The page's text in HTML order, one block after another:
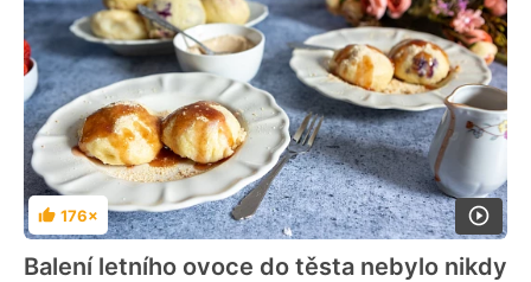
Hodnocení
176×
Balení letního ovoce do těsta nebylo nikdy